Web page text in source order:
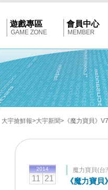
Softstar
遊戲專區
GAME ZONE
會員中心
MEMBER
大宇搶鮮報>大宇新聞>《魔力寶貝》
2014
11 21
魔力寶貝(台
《魔力寶